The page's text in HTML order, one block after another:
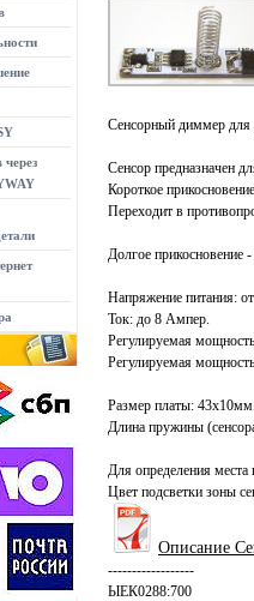
Сенсорный диммер для
Сенсор предназначен
Короткое
Переходит в
Долгое прикосновение
Напряжение питания:
Ток: до 8 Ампер.
Регулируемая
Регулируемая
Размер платы: 43х10мм.
Длина пружины
Для определения места
Цвет подсветки зоны
Описание
------------------
ЫЕК0288:700